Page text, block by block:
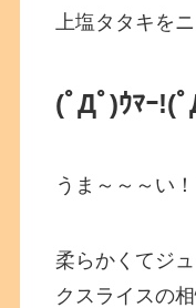
上塩タタキを
(ﾟДﾟ)ｳﾏｰ!(
うま～～～い！
柔らかくてジ
クスライスの